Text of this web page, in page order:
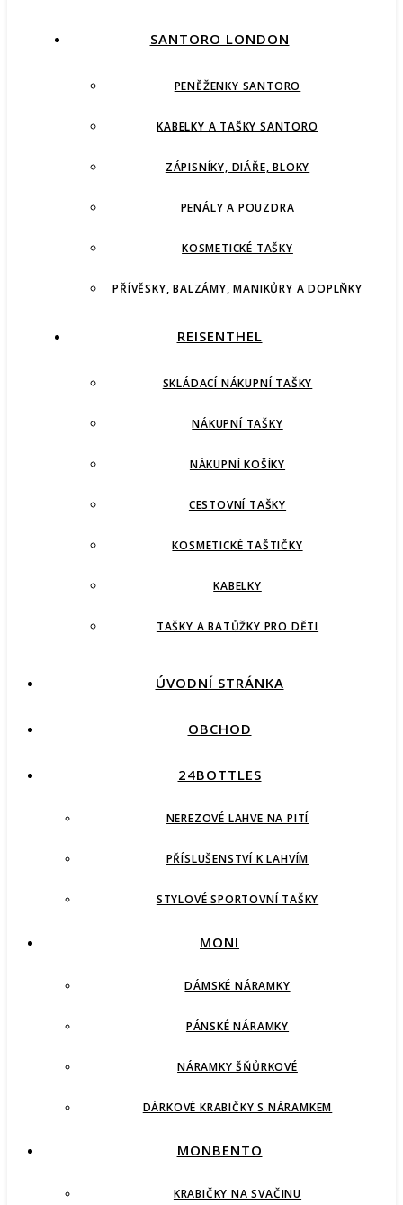
SANTORO LONDON
PENĚŽENKY SANTORO
KABELKY A TAŠKY SANTORO
ZÁPISNÍKY, DIÁŘE, BLOKY
PENÁLY A POUZDRA
KOSMETICKÉ TAŠKY
PŘÍVĚSKY, BALZÁMY, MANIKŮRY A DOPLŇKY
REISENTHEL
SKLÁDACÍ NÁKUPNÍ TAŠKY
NÁKUPNÍ TAŠKY
NÁKUPNÍ KOŠÍKY
CESTOVNÍ TAŠKY
KOSMETICKÉ TAŠTIČKY
KABELKY
TAŠKY A BATŮŽKY PRO DĚTI
ÚVODNÍ STRÁNKA
OBCHOD
24BOTTLES
NEREZOVÉ LAHVE NA PITÍ
PŘÍSLUŠENSTVÍ K LAHVÍM
STYLOVÉ SPORTOVNÍ TAŠKY
MONI
DÁMSKÉ NÁRAMKY
PÁNSKÉ NÁRAMKY
NÁRAMKY ŠŇŮRKOVÉ
DÁRKOVÉ KRABIČKY S NÁRAMKEM
MONBENTO
KRABIČKY NA SVAČINU